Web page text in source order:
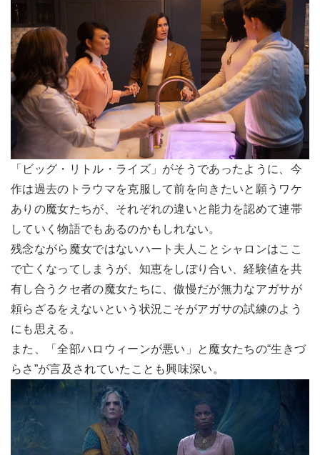
「ビッグ・リトル・ライズ」がそうであったように、今
作は過去のトラウマを克服して前を向きたいと願うワケ
ありの魔女たちが、それぞれの違いと能力を認めて連帯
していく物語でもあるのかもしれない。
残念ながら魔女ではないハート夫人ことシャロンはここ
で亡くなってしまうが、知恵をしぼり合い、経験値を共
有し合うクセ者の魔女たちに、傲慢だが無力なアガサが
頼らざるをえないという状況こそがアガサの試練のよう
にも思える。
また、「全部ハロウィーンが悪い」と魔女たちの“生きづ
らさ”が言及されていたことも興味深い。